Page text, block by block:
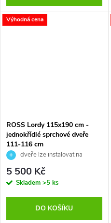
Výhodná cena
ROSS Lordy 115x190 cm -
jednokřídlé sprchové dveře
111-116 cm
dveře lze instalovat na
pravou i levou stranu
5 500 Kč
Skladem >5 ks
DO KOŠÍKU